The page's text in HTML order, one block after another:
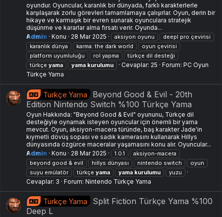
oyundur. Oyuncular, karanlık bir dünyada, farklı karakterlerle
karşılaşarak zorlu görevleri tamamlamaya çalışırlar. Oyun, derin bir
hikaye ve karmaşık bir evren sunarak oyunculara stratejik
düşünme ve kararlar alma fırsatı verir. Oyunda...
Admin
Konu 28 Mar 2025 aksiyon oyunu
deepl pro çevirisi
karanlık dünya
karma: the dark world
oyun çevirisi
platform uyumluluğu
rol yapma
türkçe dil desteği
türkçe yama yama kurulumu Cevaplar: 25 Forum: PC Oyun
Türkçe Yama
Türkçe Yama
Beyond Good & Evil - 20th
Edition Nintendo Switch %100 Türkçe Yama
Oyun Hakkında: "Beyond Good & Evil" oyununu, Türkçe dil
desteğiyle oynamak isteyen oyuncular için önemli bir yama
mevcut. Oyun, aksiyon-macera türünde, baş karakter Jade'in
kıymetli dövüş sopası ve sadık kamerasını kullanarak Hillys
dünyasında özgürce maceralar yaşamasını konu alır. Oyuncular...
Admin
Konu 28 Mar 2025 1.0.1
aksiyon-macera
beyond good & evil
hillys dünyası nintendo switch
oyun
suyu emülatör
türkçe yama yama kurulumu yuzu
Cevaplar: 3 Forum: Nintendo Türkçe Yama
Türkçe Yama
Split Fiction Türkçe Yama %100
Deep L